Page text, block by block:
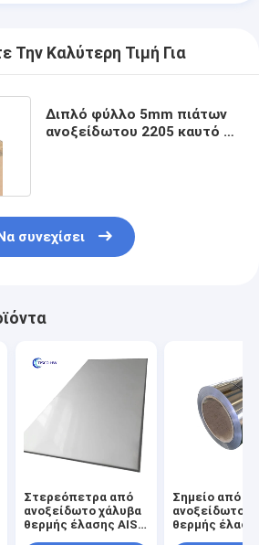
Την Καλύτερη Τιμή Για
Διπλό φύλλο 5mm πιάτων
ανοξείδωτου 2205 καυτό -
συνεχίσει
Στερεόπετρα από
ανοξείδωτο χάλυβα
θερμής έλασης AISI
Σημείο από
ανοξείδωτο
θερμής